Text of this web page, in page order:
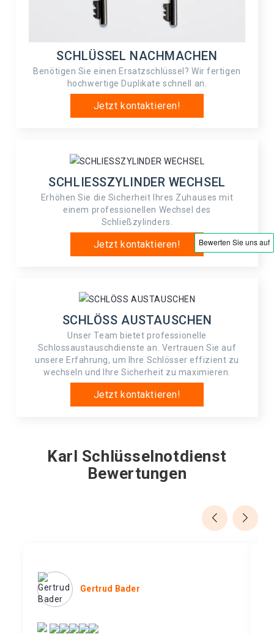
SCHLÜSSEL NACHMACHEN
Benötigen Sie einen Ersatzschlüssel? Wir fertigen
hochwertige Duplikate schnell an.
Jetzt kontaktieren!
SCHLIESSZYLINDER WECHSEL
Erhöhen Sie die Sicherheit Ihres Zuhauses mit
einem professionellen Wechsel des
Schließzylinders.
Jetzt kontaktieren!
SCHLÖSS AUSTAUSCHEN
Unser Team bietet professionelle
Schlossaustauschdienste an. Vertrauen Sie auf
unsere Erfahrung, um Ihre Schlösser effizient zu
wechseln und Ihre Sicherheit zu maximieren.
Jetzt kontaktieren!
Karl Schlüsselnotdienst
Bewertungen
Gertrud Bader